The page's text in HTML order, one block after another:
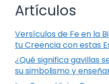
Artículos
Versículos de Fe en la
tu Creencia con estas
¿Qué significa gavillas
su simbolismo y